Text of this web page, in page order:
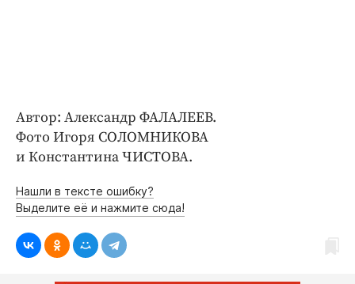
Автор: Александр ФАЛАЛЕЕВ.
Фото Игоря СОЛОМНИКОВА
и Константина ЧИСТОВА.
Нашли в тексте ошибку?
Выделите её и нажмите сюда!